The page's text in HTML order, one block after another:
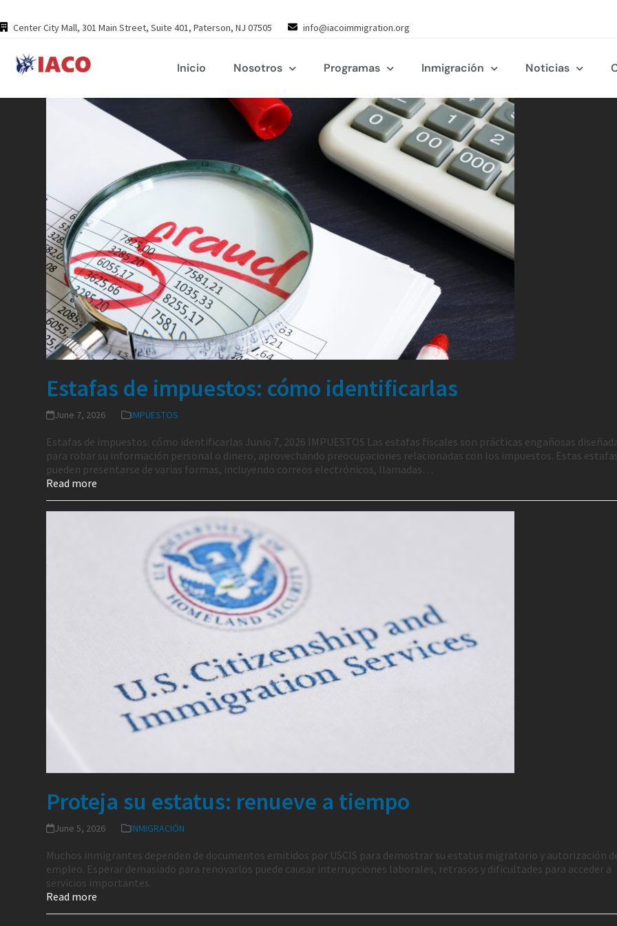
to
content
Center City Mall, 301 Main Street, Suite 401, Paterson, NJ 07505 info@iacoimmigration.org
Inicio Nosotros Programas Inmigración Noticias
Estafas de impuestos: cómo identificarlas
June 7, 2026 IMPUESTOS
Estafas de impuestos: cómo identificarlas Junio 7, 2026 IMPUESTOS Las estafas fiscales son prácticas engañosas
para robar su información personal o dinero, aprovechando preocupaciones relacionadas con los impuestos. Estas
pueden presentarse de varias formas, incluyendo correos electrónicos, llamadas…
Read more
Proteja su estatus: renueve a tiempo
June 5, 2026 INMIGRACIÓN
Muchos inmigrantes dependen de documentos emitidos por USCIS para demostrar su estatus migratorio y autorización
empleo. Esperar demasiado para renovarlos puede causar interrupciones laborales, retrasos y dificultades para acceder a
servicios importantes.
Read more